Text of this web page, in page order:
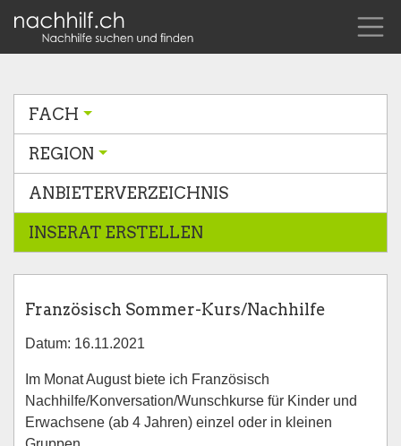
FACH
REGION
ANBIETERVERZEICHNIS
INSERAT ERSTELLEN
Französisch Sommer-Kurs/Nachhilfe
Datum: 16.11.2021
Im Monat August biete ich Französisch
Nachhilfe/Konversation/Wunschkurse für Kinder und
Erwachsene (ab 4 Jahren) einzel oder in kleinen